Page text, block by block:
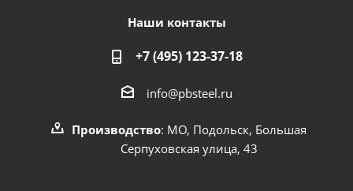
Наши контакты
+7 (495) 123-37-18
info@pbsteel.ru
Производство: МО, Подольск, Большая
Серпуховская улица, 43